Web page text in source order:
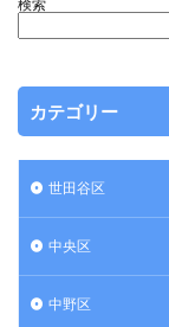
検索
カテゴリー
世田谷区
中央区
中野区